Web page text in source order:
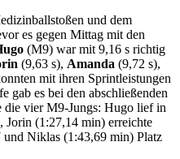
und dem
es gegen Mittag mit den
(M9) war mit 9,16 s richtig
(9,63 s), Amanda (9,72 s),
mit ihren Sprintleistungen
gab es bei den abschließenden
die vier M9-Jungs: Hugo lief in
Jorin (1:27,14 min) erreichte
Niklas (1:43,69 min) Platz